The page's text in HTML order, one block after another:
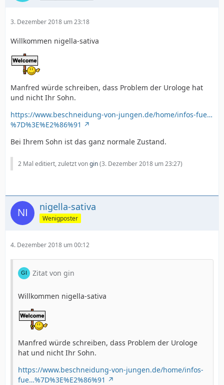
3. Dezember 2018 um 23:18
Willkommen nigella-sativa
Manfred würde schreiben, dass Problem der Urologe hat
und nicht Ihr Sohn.
https://www.beschneidung-von-jungen.de/home/infos-fue…
%7D%3E%E2%86%91
Bei Ihrem Sohn ist das ganz normale Zustand.
2 Mal editiert, zuletzt vongin(3. Dezember 2018 um 23:27)
nigella-sativa
Wenigposter
4. Dezember 2018 um 00:12
Zitat von gin
Willkommen nigella-sativa
Manfred würde schreiben, dass Problem der Urologe
hat und nicht Ihr Sohn.
https://www.beschneidung-von-jungen.de/home/infos-
fue…%7D%3E%E2%86%91